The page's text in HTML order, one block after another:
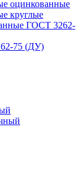
оцинкованные
круглые
ГОСТ 3262-
75 (ДУ)